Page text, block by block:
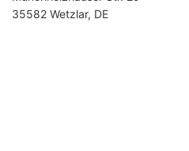
35582 Wetzlar, DE